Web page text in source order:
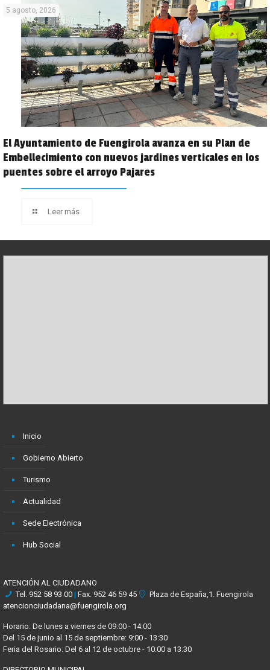
5 agosto, 2026
El Ayuntamiento de Fuengirola avanza en su Plan de
Embellecimiento con nuevos jardines verticales en los
puentes sobre el arroyo Pajares
Leer más
Inicio
Gobierno Abierto
Turismo
Actualidad
Sede Electrónica
Hub Social
ATENCIÓN AL CIUDADANO
Tel. 952 58 93 00 | Fax. 952 46 59 45
Plaza de España,1. Fuengirola
atencionciudadana@fuengirola.org
Horario: De lunes a viernes de 09:00 - 14:00
Del 15 de junio al 15 de septiembre: 9:00 - 13:30
Feria del Rosario: Del 6 al 12 de octubre - 10:00 a 13:30